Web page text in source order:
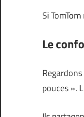
Si
Le
pouces ».